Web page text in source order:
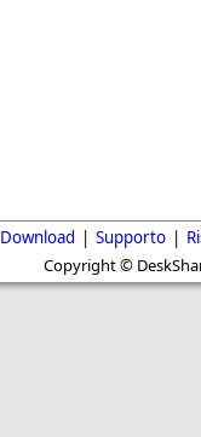
Download | Supporto |
Copyright ©